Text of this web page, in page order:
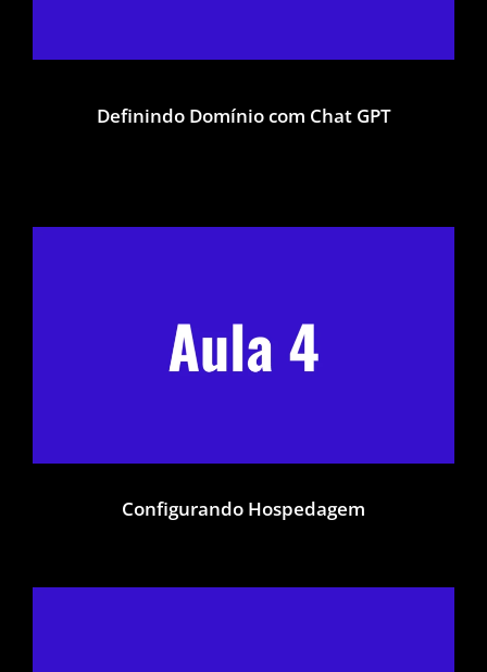
Definindo Domínio com Chat GPT
Configurando Hospedagem